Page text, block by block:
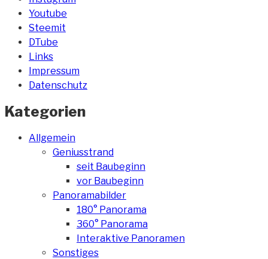
Youtube
Steemit
DTube
Links
Impressum
Datenschutz
Kategorien
Allgemein
Geniusstrand
seit Baubeginn
vor Baubeginn
Panoramabilder
180° Panorama
360° Panorama
Interaktive Panoramen
Sonstiges